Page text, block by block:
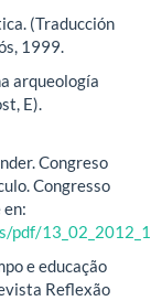
(Traducción
1999.
arqueología
E).
Congreso
Congresso
pdf/
e educação
Reflexão